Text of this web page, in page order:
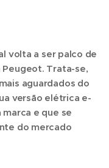
volta a ser palco de
Peugeot. Trata-se,
aguardados do
versão elétrica e-
e que se
do mercado